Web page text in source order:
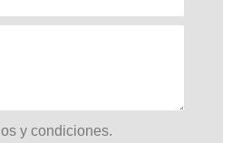
y condiciones.